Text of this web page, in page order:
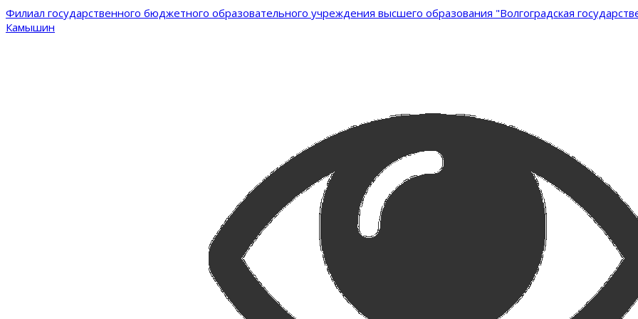
Филиал государственного бюджетного образовательного учреждения высшего образования "Волгоградская
Камышин